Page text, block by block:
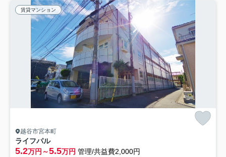
賃貸マンション
越谷市宮本町
ライフパル
5.2万円～5.5万円 管理/共益費2,000円